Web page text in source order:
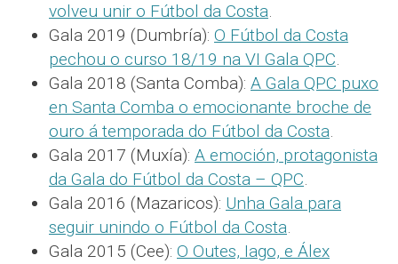
volveu unir o Fútbol da Costa.
Gala 2019 (Dumbría): O Fútbol da Costa
pechou o curso 18/19 na VI Gala QPC.
Gala 2018 (Santa Comba): A Gala QPC puxo
en Santa Comba o emocionante broche de
ouro á temporada do Fútbol da Costa.
Gala 2017 (Muxía): A emoción, protagonista
da Gala do Fútbol da Costa – QPC.
Gala 2016 (Mazaricos): Unha Gala para
seguir unindo o Fútbol da Costa.
Gala 2015 (Cee): O Outes, Iago, e Álex